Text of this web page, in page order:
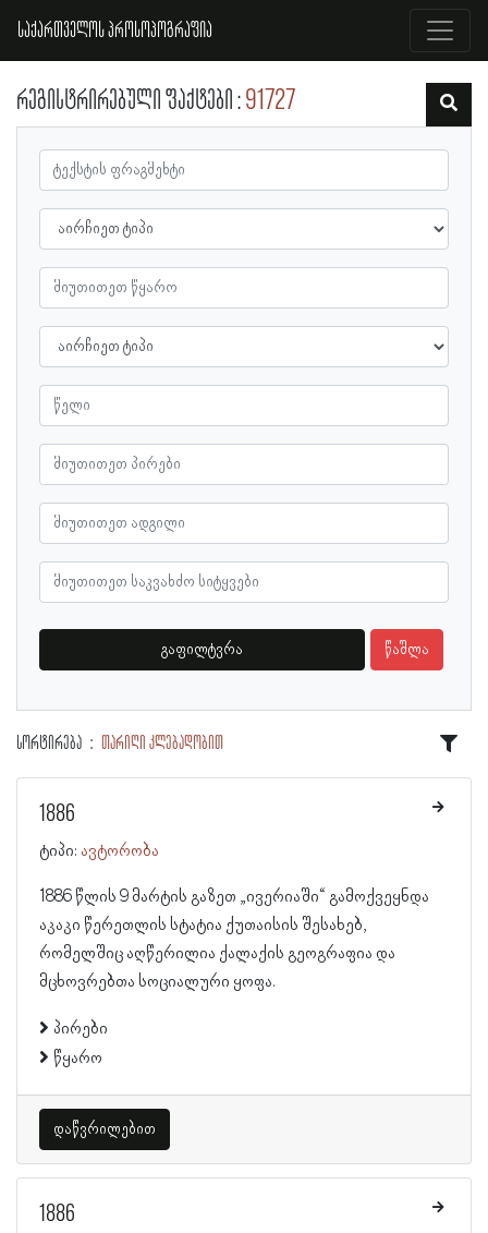
საქართველოს პროსოპოგრაფია
რეგისტრირებული ფაქტები 91727
გაფილტვრა წაშლა
სორტირება თარიღი კლებადობით
1886
ტიპი: ავტორობა
1886 წლის 9 მარტის გაზეთ „ივერიაში“ გამოქვეყნდა
აკაკი წერეთლის სტატია ქუთაისის შესახებ,
რომელშიც აღწერილია ქალაქის გეოგრაფია და
მცხოვრებთა სოციალური ყოფა.
პირები
წყარო
დაწვრილებით
1886